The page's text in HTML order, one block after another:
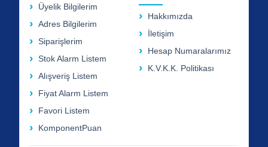
Üyelik Bilgilerim
Adres Bilgilerim
Siparişlerim
Stok Alarm Listem
Alışveriş Listem
Fiyat Alarm Listem
Favori Listem
KomponentPuan
Hakkımızda
İletişim
Hesap Numaralarımız
K.V.K.K. Politikası